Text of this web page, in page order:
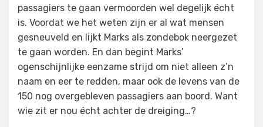
passagiers te gaan vermoorden wel degelijk écht
is. Voordat we het weten zijn er al wat mensen
gesneuveld en lijkt Marks als zondebok neergezet
te gaan worden. En dan begint Marks’
ogenschijnlijke eenzame strijd om niet alleen z’n
naam en eer te redden, maar ook de levens van de
150 nog overgebleven passagiers aan boord. Want
wie zit er nou écht achter de dreiging…?